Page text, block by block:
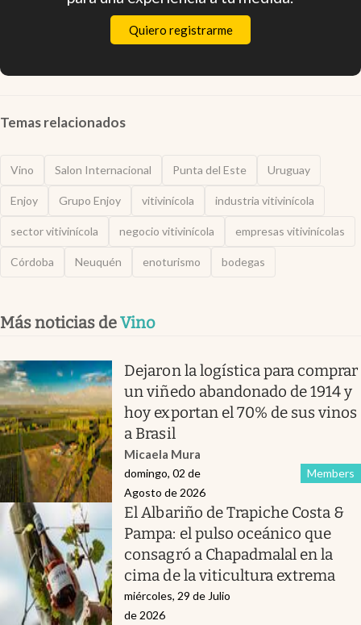
Quiero registrarme
Temas relacionados
Vino Salon Internacional Punta del Este Uruguay
Enjoy Grupo Enjoy vitivinícola industria vitivinícola
sector vitivinícola negocio vitivinícola empresas vitivinícolas
Córdoba Neuquén enoturismo bodegas
Más noticias deVino
Dejaron la logística para comprar
un viñedo abandonado de 1914 y
hoy exportan el 70% de sus vinos
a Brasil
Micaela Mura
Members
domingo, 02 de
Agosto de 2026
El Albariño de Trapiche Costa &
Pampa: el pulso oceánico que
consagró a Chapadmalal en la
cima de la viticultura extrema
miércoles, 29 de Julio
de 2026